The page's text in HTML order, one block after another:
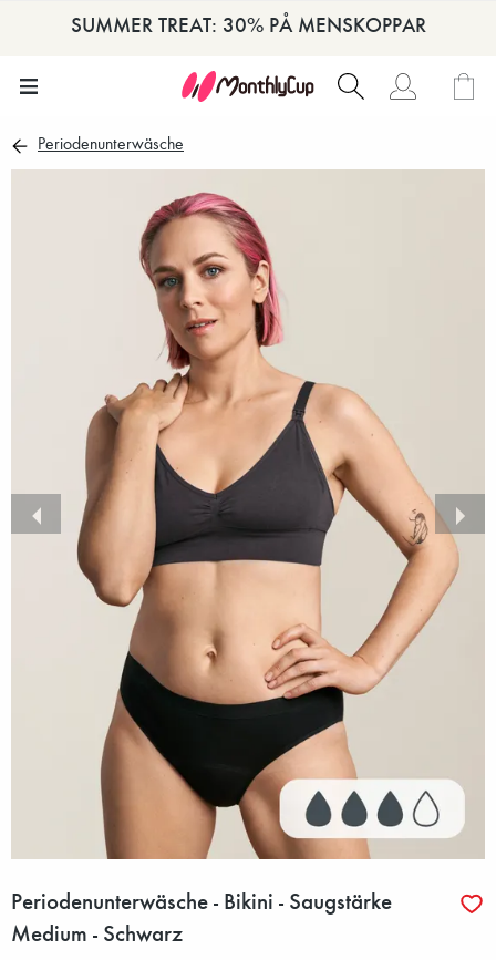
SUMMER TREAT: 30% PÅ MENSKOPPAR
Periodenunterwäsche
Periodenunterwäsche - Bikini - Saugstärke
Medium - Schwarz